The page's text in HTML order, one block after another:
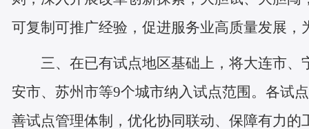
可复制可推广经验，促进服务业高质量发展
三、在已有试点地区基础上，将大连市
安市、苏州市等9个城市纳入试点范围。各试
善试点管理体制，优化协同联动、保障有力